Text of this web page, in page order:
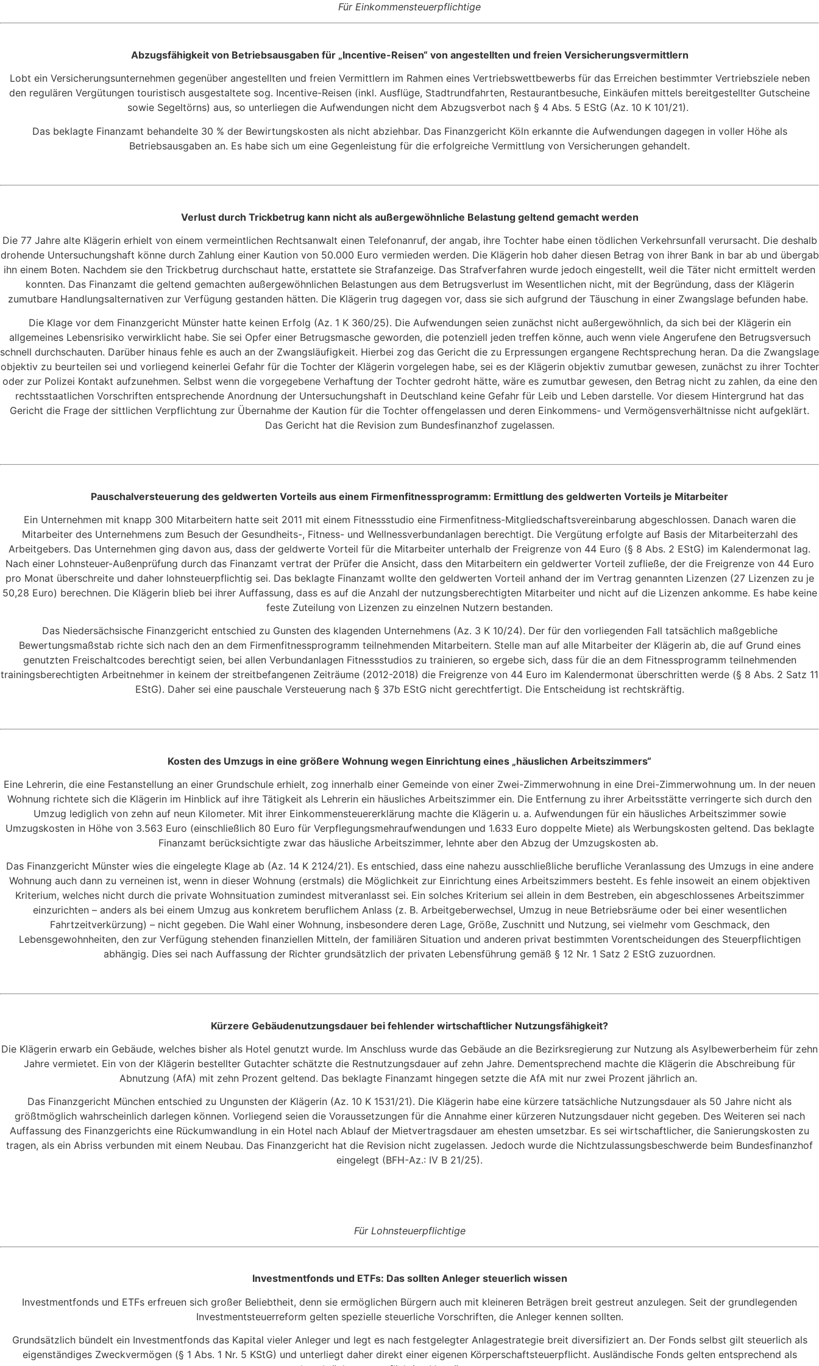
Für Einkommensteuerpflichtige
Abzugsfähigkeit von Betriebsausgaben für „Incentive-Reisen“ von angestellten und freien Versicherungsvermittlern
Lobt ein Versicherungsunternehmen gegenüber angestellten und freien Vermittlern im Rahmen eines Vertriebswettbewerbs für das Erreichen bestimmter Vertriebsziele neben
den regulären Vergütungen touristisch ausgestaltete sog. Incentive-Reisen (inkl. Ausflüge, Stadtrundfahrten, Restaurantbesuche, Einkäufen mittels bereitgestellter Gutscheine
sowie Segeltörns) aus, so unterliegen die Aufwendungen nicht dem Abzugsverbot nach § 4 Abs. 5 EStG (Az. 10 K 101/21).
Das beklagte Finanzamt behandelte 30 % der Bewirtungskosten als nicht abziehbar. Das Finanzgericht Köln erkannte die Aufwendungen dagegen in voller Höhe als
Betriebsausgaben an. Es habe sich um eine Gegenleistung für die erfolgreiche Vermittlung von Versicherungen gehandelt.
Verlust durch Trickbetrug kann nicht als außergewöhnliche Belastung geltend gemacht werden
Die 77 Jahre alte Klägerin erhielt von einem vermeintlichen Rechtsanwalt einen Telefonanruf, der angab, ihre Tochter habe einen tödlichen Verkehrsunfall verursacht. Die deshalb
drohende Untersuchungshaft könne durch Zahlung einer Kaution von 50.000 Euro vermieden werden. Die Klägerin hob daher diesen Betrag von ihrer Bank in bar ab und übergab
ihn einem Boten. Nachdem sie den Trickbetrug durchschaut hatte, erstattete sie Strafanzeige. Das Strafverfahren wurde jedoch eingestellt, weil die Täter nicht ermittelt werden
konnten. Das Finanzamt die geltend gemachten außergewöhnlichen Belastungen aus dem Betrugsverlust im Wesentlichen nicht, mit der Begründung, dass der Klägerin
zumutbare Handlungsalternativen zur Verfügung gestanden hätten. Die Klägerin trug dagegen vor, dass sie sich aufgrund der Täuschung in einer Zwangslage befunden habe.
Die Klage vor dem Finanzgericht Münster hatte keinen Erfolg (Az. 1 K 360/25). Die Aufwendungen seien zunächst nicht außergewöhnlich, da sich bei der Klägerin ein
allgemeines Lebensrisiko verwirklicht habe. Sie sei Opfer einer Betrugsmasche geworden, die potenziell jeden treffen könne, auch wenn viele Angerufene den Betrugsversuch
schnell durchschauten. Darüber hinaus fehle es auch an der Zwangsläufigkeit. Hierbei zog das Gericht die zu Erpressungen ergangene Rechtsprechung heran. Da die Zwangslage
objektiv zu beurteilen sei und vorliegend keinerlei Gefahr für die Tochter der Klägerin vorgelegen habe, sei es der Klägerin objektiv zumutbar gewesen, zunächst zu ihrer Tochter
oder zur Polizei Kontakt aufzunehmen. Selbst wenn die vorgegebene Verhaftung der Tochter gedroht hätte, wäre es zumutbar gewesen, den Betrag nicht zu zahlen, da eine den
rechtsstaatlichen Vorschriften entsprechende Anordnung der Untersuchungshaft in Deutschland keine Gefahr für Leib und Leben darstelle. Vor diesem Hintergrund hat das
Gericht die Frage der sittlichen Verpflichtung zur Übernahme der Kaution für die Tochter offengelassen und deren Einkommens- und Vermögensverhältnisse nicht aufgeklärt.
Das Gericht hat die Revision zum Bundesfinanzhof zugelassen.
Pauschalversteuerung des geldwerten Vorteils aus einem Firmenfitnessprogramm: Ermittlung des geldwerten Vorteils je Mitarbeiter
Ein Unternehmen mit knapp 300 Mitarbeitern hatte seit 2011 mit einem Fitnessstudio eine Firmenfitness-Mitgliedschaftsvereinbarung abgeschlossen. Danach waren die
Mitarbeiter des Unternehmens zum Besuch der Gesundheits-, Fitness- und Wellnessverbundanlagen berechtigt. Die Vergütung erfolgte auf Basis der Mitarbeiterzahl des
Arbeitgebers. Das Unternehmen ging davon aus, dass der geldwerte Vorteil für die Mitarbeiter unterhalb der Freigrenze von 44 Euro (§ 8 Abs. 2 EStG) im Kalendermonat lag.
Nach einer Lohnsteuer-Außenprüfung durch das Finanzamt vertrat der Prüfer die Ansicht, dass den Mitarbeitern ein geldwerter Vorteil zufließe, der die Freigrenze von 44 Euro
pro Monat überschreite und daher lohnsteuerpflichtig sei. Das beklagte Finanzamt wollte den geldwerten Vorteil anhand der im Vertrag genannten Lizenzen (27 Lizenzen zu je
50,28 Euro) berechnen. Die Klägerin blieb bei ihrer Auffassung, dass es auf die Anzahl der nutzungsberechtigten Mitarbeiter und nicht auf die Lizenzen ankomme. Es habe keine
feste Zuteilung von Lizenzen zu einzelnen Nutzern bestanden.
Das Niedersächsische Finanzgericht entschied zu Gunsten des klagenden Unternehmens (Az. 3 K 10/24). Der für den vorliegenden Fall tatsächlich maßgebliche
Bewertungsmaßstab richte sich nach den an dem Firmenfitnessprogramm teilnehmenden Mitarbeitern. Stelle man auf alle Mitarbeiter der Klägerin ab, die auf Grund eines
genutzten Freischaltcodes berechtigt seien, bei allen Verbundanlagen Fitnessstudios zu trainieren, so ergebe sich, dass für die an dem Fitnessprogramm teilnehmenden
trainingsberechtigten Arbeitnehmer in keinem der streitbefangenen Zeiträume (2012-2018) die Freigrenze von 44 Euro im Kalendermonat überschritten werde (§ 8 Abs. 2 Satz 11
EStG). Daher sei eine pauschale Versteuerung nach § 37b EStG nicht gerechtfertigt. Die Entscheidung ist rechtskräftig.
Kosten des Umzugs in eine größere Wohnung wegen Einrichtung eines „häuslichen Arbeitszimmers“
Eine Lehrerin, die eine Festanstellung an einer Grundschule erhielt, zog innerhalb einer Gemeinde von einer Zwei-Zimmerwohnung in eine Drei-Zimmerwohnung um. In der neuen
Wohnung richtete sich die Klägerin im Hinblick auf ihre Tätigkeit als Lehrerin ein häusliches Arbeitszimmer ein. Die Entfernung zu ihrer Arbeitsstätte verringerte sich durch den
Umzug lediglich von zehn auf neun Kilometer. Mit ihrer Einkommensteuererklärung machte die Klägerin u. a. Aufwendungen für ein häusliches Arbeitszimmer sowie
Umzugskosten in Höhe von 3.563 Euro (einschließlich 80 Euro für Verpflegungsmehraufwendungen und 1.633 Euro doppelte Miete) als Werbungskosten geltend. Das beklagte
Finanzamt berücksichtigte zwar das häusliche Arbeitszimmer, lehnte aber den Abzug der Umzugskosten ab.
Das Finanzgericht Münster wies die eingelegte Klage ab (Az. 14 K 2124/21). Es entschied, dass eine nahezu ausschließliche berufliche Veranlassung des Umzugs in eine andere
Wohnung auch dann zu verneinen ist, wenn in dieser Wohnung (erstmals) die Möglichkeit zur Einrichtung eines Arbeitszimmers besteht. Es fehle insoweit an einem objektiven
Kriterium, welches nicht durch die private Wohnsituation zumindest mitveranlasst sei. Ein solches Kriterium sei allein in dem Bestreben, ein abgeschlossenes Arbeitszimmer
einzurichten – anders als bei einem Umzug aus konkretem beruflichem Anlass (z. B. Arbeitgeberwechsel, Umzug in neue Betriebsräume oder bei einer wesentlichen
Fahrtzeitverkürzung) – nicht gegeben. Die Wahl einer Wohnung, insbesondere deren Lage, Größe, Zuschnitt und Nutzung, sei vielmehr vom Geschmack, den
Lebensgewohnheiten, den zur Verfügung stehenden finanziellen Mitteln, der familiären Situation und anderen privat bestimmten Vorentscheidungen des Steuerpflichtigen
abhängig. Dies sei nach Auffassung der Richter grundsätzlich der privaten Lebensführung gemäß § 12 Nr. 1 Satz 2 EStG zuzuordnen.
Kürzere Gebäudenutzungsdauer bei fehlender wirtschaftlicher Nutzungsfähigkeit?
Die Klägerin erwarb ein Gebäude, welches bisher als Hotel genutzt wurde. Im Anschluss wurde das Gebäude an die Bezirksregierung zur Nutzung als Asylbewerberheim für zehn
Jahre vermietet. Ein von der Klägerin bestellter Gutachter schätzte die Restnutzungsdauer auf zehn Jahre. Dementsprechend machte die Klägerin die Abschreibung für
Abnutzung (AfA) mit zehn Prozent geltend. Das beklagte Finanzamt hingegen setzte die AfA mit nur zwei Prozent jährlich an.
Das Finanzgericht München entschied zu Ungunsten der Klägerin (Az. 10 K 1531/21). Die Klägerin habe eine kürzere tatsächliche Nutzungsdauer als 50 Jahre nicht als
größtmöglich wahrscheinlich darlegen können. Vorliegend seien die Voraussetzungen für die Annahme einer kürzeren Nutzungsdauer nicht gegeben. Des Weiteren sei nach
Auffassung des Finanzgerichts eine Rückumwandlung in ein Hotel nach Ablauf der Mietvertragsdauer am ehesten umsetzbar. Es sei wirtschaftlicher, die Sanierungskosten zu
tragen, als ein Abriss verbunden mit einem Neubau. Das Finanzgericht hat die Revision nicht zugelassen. Jedoch wurde die Nichtzulassungsbeschwerde beim Bundesfinanzhof
eingelegt (BFH-Az.: IV B 21/25).
Für Lohnsteuerpflichtige
Investmentfonds und ETFs: Das sollten Anleger steuerlich wissen
Investmentfonds und ETFs erfreuen sich großer Beliebtheit, denn sie ermöglichen Bürgern auch mit kleineren Beträgen breit gestreut anzulegen. Seit der grundlegenden
Investmentsteuerreform gelten spezielle steuerliche Vorschriften, die Anleger kennen sollten.
Grundsätzlich bündelt ein Investmentfonds das Kapital vieler Anleger und legt es nach festgelegter Anlagestrategie breit diversifiziert an. Der Fonds selbst gilt steuerlich als
eigenständiges Zweckvermögen (§ 1 Abs. 1 Nr. 5 KStG) und unterliegt daher direkt einer eigenen Körperschaftsteuerpflicht. Ausländische Fonds gelten entsprechend als